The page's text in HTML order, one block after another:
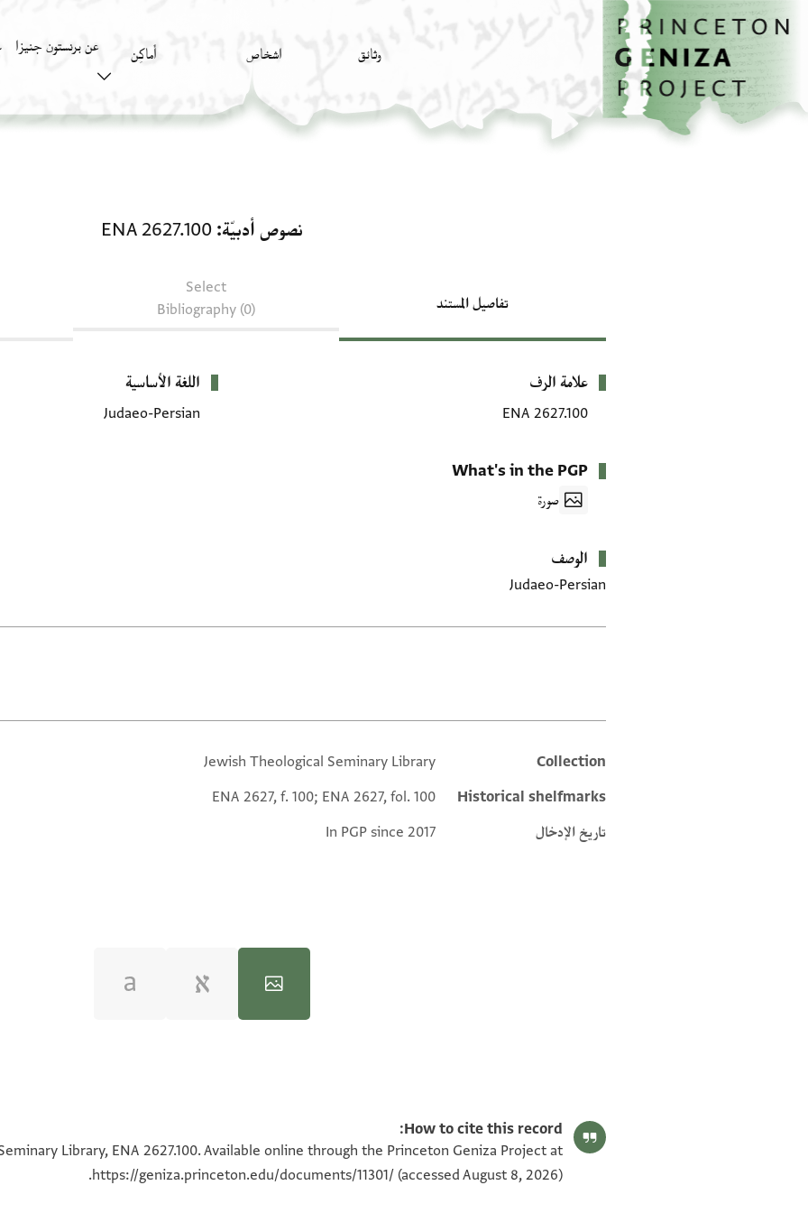
تخطي إلى المحتوى الرئيسي
الصفحة الرئيسية
وثائق اشخاص أَماكِن عن برنستون جنيزا
نصوص أدبيّة ENA 2627.100
تفاصيل المستند
Select
Bibliography (0)
بيانات التعريف
علامة الرف
ENA 2627.100
اللغة الأساسية
Judaeo-Persian
What's in the PGP
صورة
الوصف
Judaeo-Persian
Additional metadata
Collection
Jewish Theological Seminary Library
Historical shelfmarks
ENA 2627, f. 100; ENA 2627, fol. 100
تاريخ الإدخال
In PGP since 2017
100%
100%
How to cite this record:
Library, ENA 2627.100. Available online through the Princeton Geniza Project at
https://geniza.princeton.edu/documents/11301/ (accessed August 8, 2026).